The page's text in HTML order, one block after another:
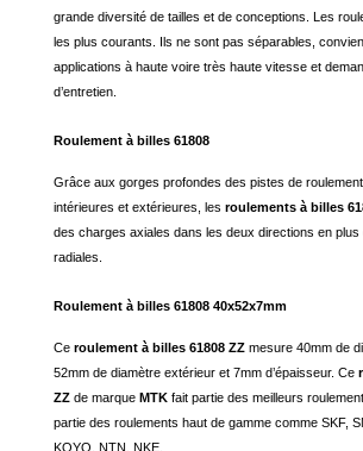
grande diversité de tailles et de conceptions. Les
les plus courants. Ils ne sont pas séparables,
applications à haute voire très haute vitesse et
d’entretien.
Roulement à billes 61808
Grâce aux gorges profondes des pistes de
intérieures et extérieures, les roulements à billes
des charges axiales dans les deux directions en plus
radiales.
Roulement à billes 61808 40x52x7mm
Ce roulement à billes 61808 ZZ mesure 40mm de
52mm de diamètre extérieur et 7mm d’épaisseur. Ce
ZZ de marque MTK fait partie des meilleurs
partie des roulements haut de gamme comme SKF,
KOYO, NTN, NKE.